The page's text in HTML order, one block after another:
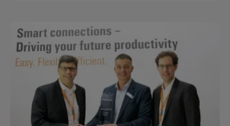
Weidmüller vince l'Industry 4.0